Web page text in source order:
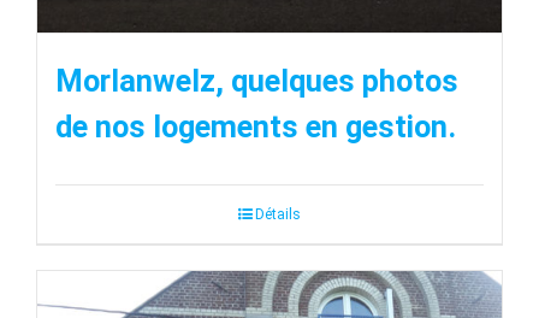
Morlanwelz, quelques photos
de nos logements en gestion.
Détails